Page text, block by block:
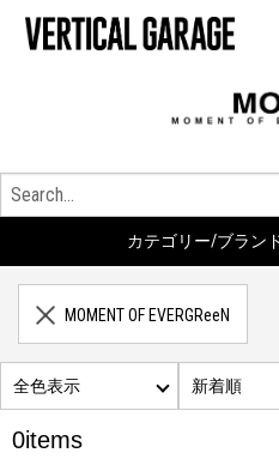
カテゴリー/ブラン
MOMENT OF EVERGReeN
0items
全色表示 新着順